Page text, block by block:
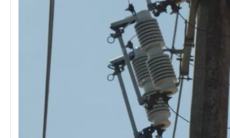
Polymer Fuse Cutout, Drop out Fuses 21 Kv 200A